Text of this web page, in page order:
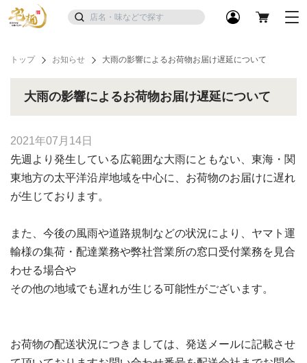
トップ お知らせ 大雨の影響によるお荷物お届け遅延について
大雨の影響によるお荷物お届け遅延について
2021年07月14日
先週より発生している広範囲な大雨にともない、東海・関
東地方の太平洋沿岸地域を中心に、お荷物のお届けに遅れ
が生じております。
また、今後の風雨や道路規制などの状況により、ヤマト運
輸様の集荷・配達業務や弊社営業所の窓口受付業務を見合
わせる場合や
その他の地域でも遅れが生じる可能性がございます。
お荷物の配送状況につきましては、発送メールに記載させ